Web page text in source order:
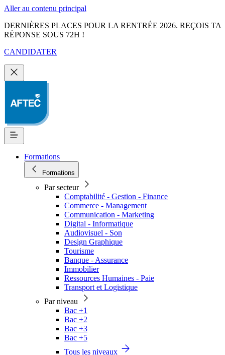
Aller au contenu principal
DERNIÈRES PLACES POUR LA RENTRÉE 2026. REÇOIS TA
RÉPONSE SOUS 72H !
CANDIDATER
Formations
Formations
Par secteur
Comptabilité - Gestion - Finance
Commerce - Management
Communication - Marketing
Digital - Informatique
Audiovisuel - Son
Design Graphique
Tourisme
Banque - Assurance
Immobilier
Ressources Humaines - Paie
Transport et Logistique
Par niveau
Bac +1
Bac +2
Bac +3
Bac +5
Tous les niveaux